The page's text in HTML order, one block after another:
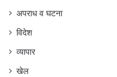
अपराध व घटना
विदेश
व्यापार
खेल